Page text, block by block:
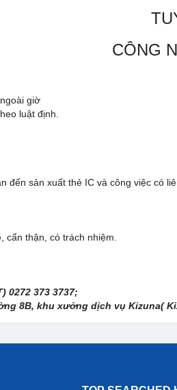
CÔNG
giờ
luật định.
đến sản xuất thẻ IC và công việc có
cẩn thận, có trách nhiệm.
0272 373 3737;
8B, khu xưởng dịch vụ Kizuna(